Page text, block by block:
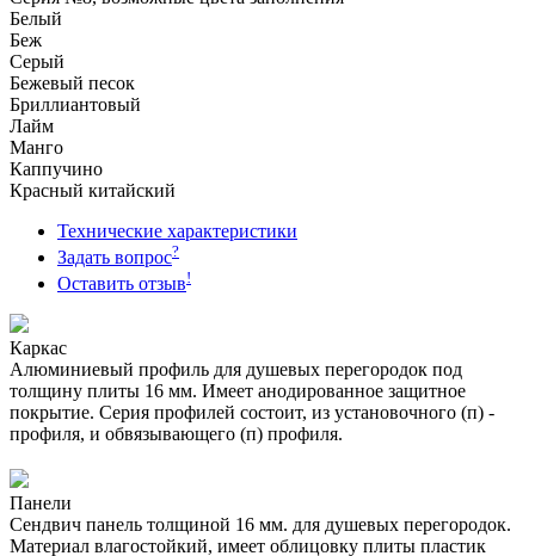
Белый
Беж
Серый
Бежевый песок
Бриллиантовый
Лайм
Манго
Каппучино
Красный китайский
Технические характеристики
Задать вопрос?
Оставить отзыв!
Каркас
Алюминиевый профиль для душевых перегородок под
толщину плиты 16 мм. Имеет анодированное защитное
покрытие. Серия профилей состоит, из установочного (п) -
профиля, и обвязывающего (п) профиля.
Панели
Сендвич панель толщиной 16 мм. для душевых перегородок.
Материал влагостойкий, имеет облицовку плиты пластик